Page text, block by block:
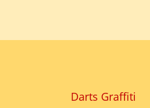
Darts Graffiti